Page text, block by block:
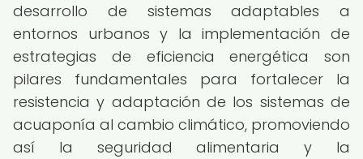
desarrollo de sistemas adaptables a
entornos urbanos y la implementación de
estrategias de eficiencia energética son
pilares fundamentales para fortalecer la
resistencia y adaptación de los sistemas de
acuaponía al cambio climático, promoviendo
así la seguridad alimentaria y la